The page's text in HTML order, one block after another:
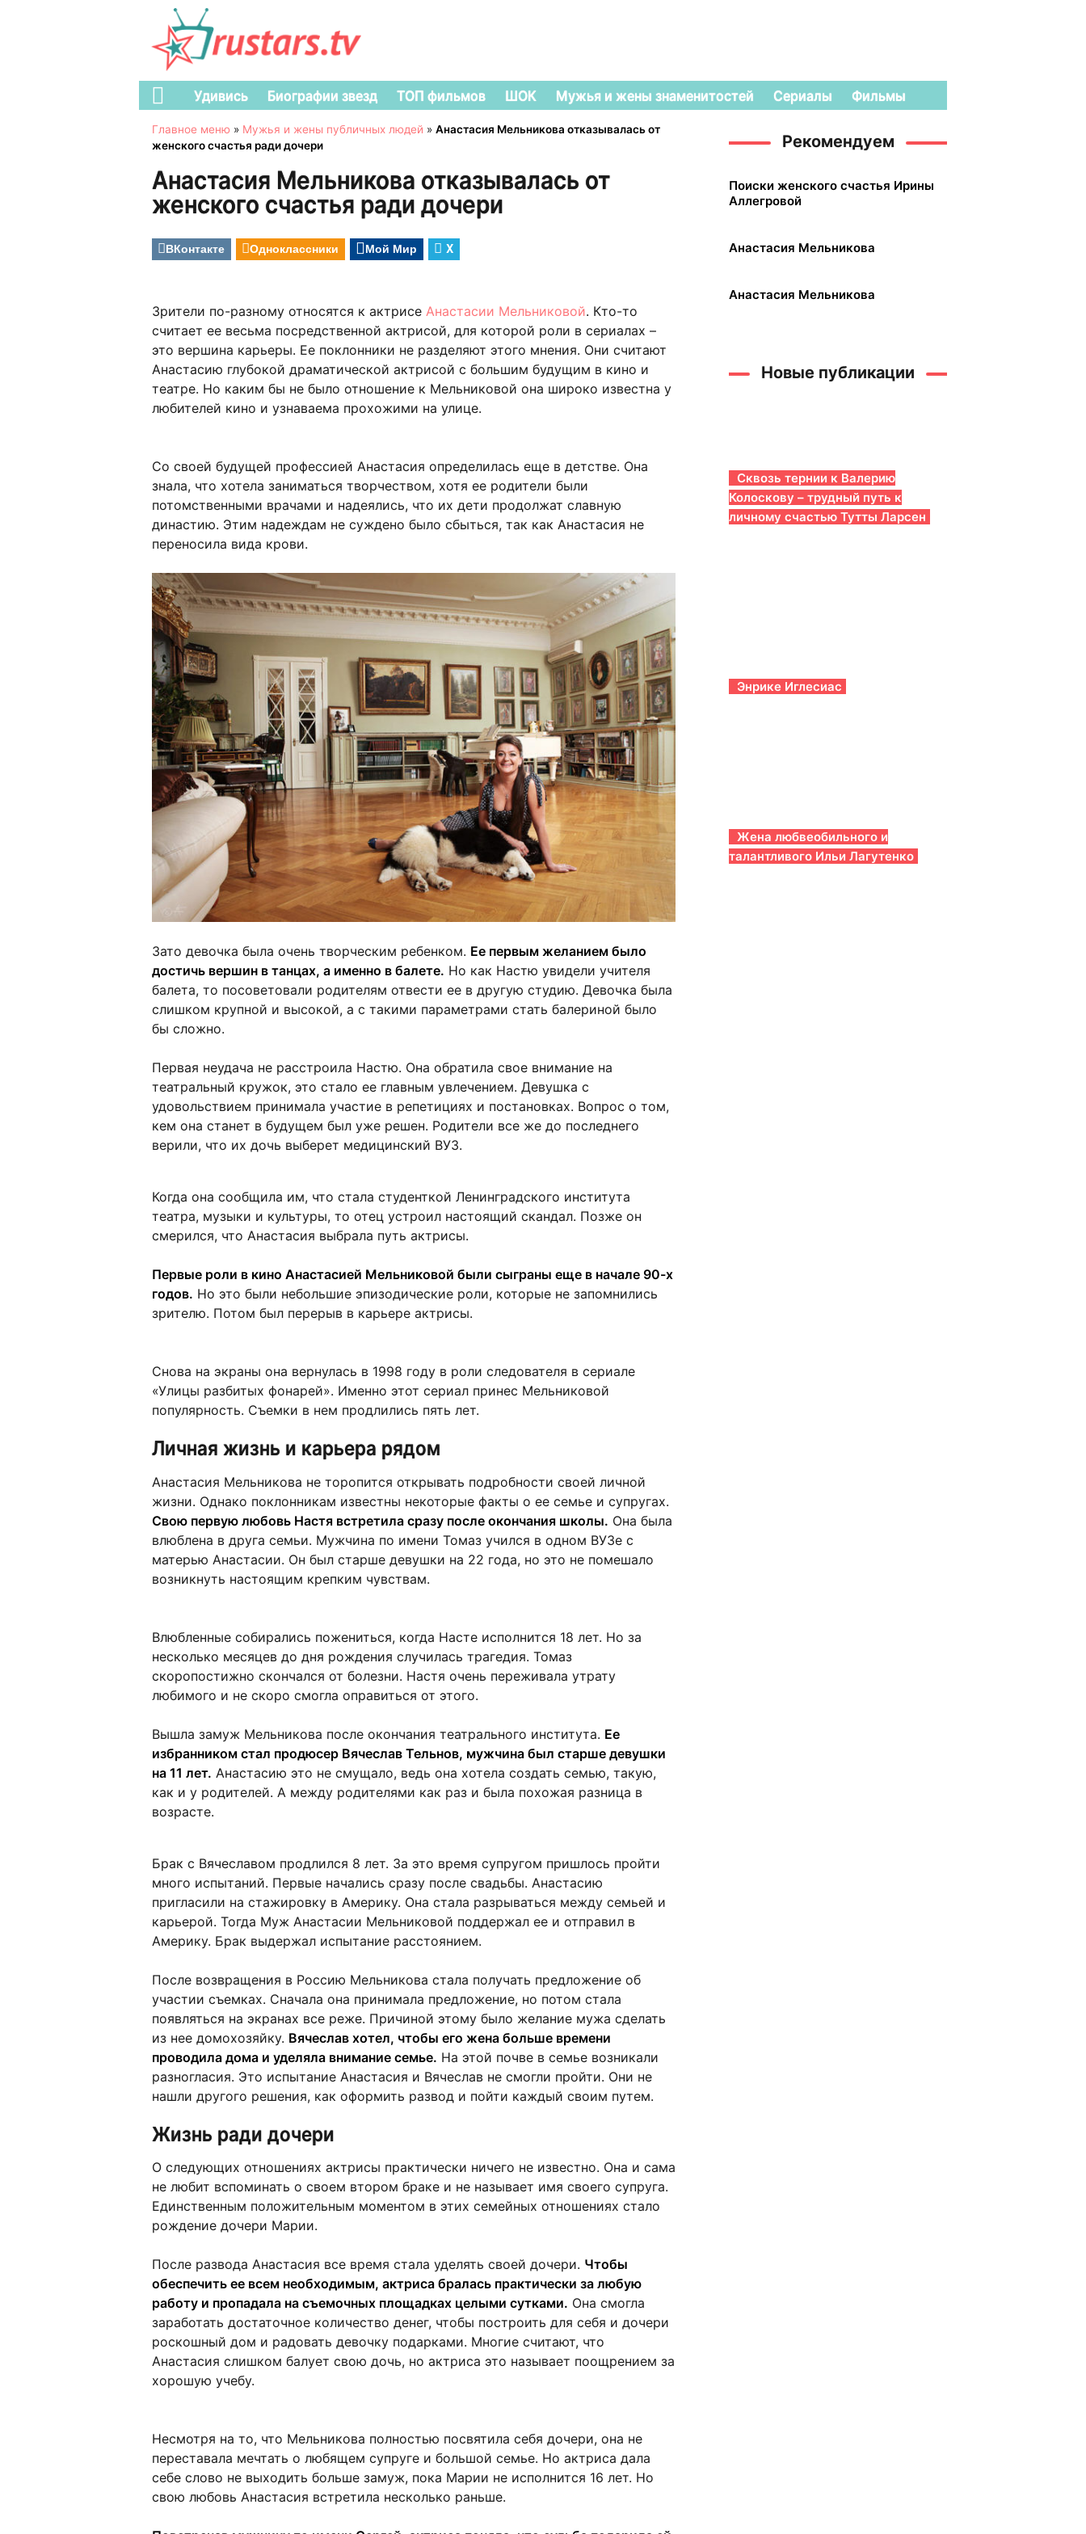
Удивись Биографии звезд ТОП фильмов ШОК Мужья и жены знаменитостей Сериалы Фильмы
Главное меню » Мужья и жены публичных людей » Анастасия Мельникова отказывалась от
женского счастья ради дочери
Анастасия Мельникова отказывалась от
женского счастья ради дочери
ВКонтакте Одноклассники Мой Мир X
Зрители по-разному относятся к актрисе Анастасии Мельниковой. Кто-то
считает ее весьма посредственной актрисой, для которой роли в сериалах –
это вершина карьеры. Ее поклонники не разделяют этого мнения. Они считают
Анастасию глубокой драматической актрисой с большим будущим в кино и
театре. Но каким бы не было отношение к Мельниковой она широко известна у
любителей кино и узнаваема прохожими на улице.
Со своей будущей профессией Анастасия определилась еще в детстве. Она
знала, что хотела заниматься творчеством, хотя ее родители были
потомственными врачами и надеялись, что их дети продолжат славную
династию. Этим надеждам не суждено было сбыться, так как Анастасия не
переносила вида крови.
Зато девочка была очень творческим ребенком. Ее первым желанием было
достичь вершин в танцах, а именно в балете. Но как Настю увидели учителя
балета, то посоветовали родителям отвести ее в другую студию. Девочка была
слишком крупной и высокой, а с такими параметрами стать балериной было
бы сложно.
Первая неудача не расстроила Настю. Она обратила свое внимание на
театральный кружок, это стало ее главным увлечением. Девушка с
удовольствием принимала участие в репетициях и постановках. Вопрос о том,
кем она станет в будущем был уже решен. Родители все же до последнего
верили, что их дочь выберет медицинский ВУЗ.
Когда она сообщила им, что стала студенткой Ленинградского института
театра, музыки и культуры, то отец устроил настоящий скандал. Позже он
смерился, что Анастасия выбрала путь актрисы.
Первые роли в кино Анастасией Мельниковой были сыграны еще в начале 90-х
годов. Но это были небольшие эпизодические роли, которые не запомнились
зрителю. Потом был перерыв в карьере актрисы.
Снова на экраны она вернулась в 1998 году в роли следователя в сериале
«Улицы разбитых фонарей». Именно этот сериал принес Мельниковой
популярность. Съемки в нем продлились пять лет.
Личная жизнь и карьера рядом
Анастасия Мельникова не торопится открывать подробности своей личной
жизни. Однако поклонникам известны некоторые факты о ее семье и супругах.
Свою первую любовь Настя встретила сразу после окончания школы. Она была
влюблена в друга семьи. Мужчина по имени Томаз учился в одном ВУЗе с
матерью Анастасии. Он был старше девушки на 22 года, но это не помешало
возникнуть настоящим крепким чувствам.
Влюбленные собирались пожениться, когда Насте исполнится 18 лет. Но за
несколько месяцев до дня рождения случилась трагедия. Томаз
скоропостижно скончался от болезни. Настя очень переживала утрату
любимого и не скоро смогла оправиться от этого.
Вышла замуж Мельникова после окончания театрального института. Ее
избранником стал продюсер Вячеслав Тельнов, мужчина был старше девушки
на 11 лет. Анастасию это не смущало, ведь она хотела создать семью, такую,
как и у родителей. А между родителями как раз и была похожая разница в
возрасте.
Брак с Вячеславом продлился 8 лет. За это время супругом пришлось пройти
много испытаний. Первые начались сразу после свадьбы. Анастасию
пригласили на стажировку в Америку. Она стала разрываться между семьей и
карьерой. Тогда Муж Анастасии Мельниковой поддержал ее и отправил в
Америку. Брак выдержал испытание расстоянием.
После возвращения в Россию Мельникова стала получать предложение об
участии съемках. Сначала она принимала предложение, но потом стала
появляться на экранах все реже. Причиной этому было желание мужа сделать
из нее домохозяйку. Вячеслав хотел, чтобы его жена больше времени
проводила дома и уделяла внимание семье. На этой почве в семье возникали
разногласия. Это испытание Анастасия и Вячеслав не смогли пройти. Они не
нашли другого решения, как оформить развод и пойти каждый своим путем.
Жизнь ради дочери
О следующих отношениях актрисы практически ничего не известно. Она и сама
не любит вспоминать о своем втором браке и не называет имя своего супруга.
Единственным положительным моментом в этих семейных отношениях стало
рождение дочери Марии.
После развода Анастасия все время стала уделять своей дочери. Чтобы
обеспечить ее всем необходимым, актриса бралась практически за любую
работу и пропадала на съемочных площадках целыми сутками. Она смогла
заработать достаточное количество денег, чтобы построить для себя и дочери
роскошный дом и радовать девочку подарками. Многие считают, что
Анастасия слишком балует свою дочь, но актриса это называет поощрением за
хорошую учебу.
Несмотря на то, что Мельникова полностью посвятила себя дочери, она не
переставала мечтать о любящем супруге и большой семье. Но актриса дала
себе слово не выходить больше замуж, пока Марии не исполнится 16 лет. Но
свою любовь Анастасия встретила несколько раньше.
Рекомендуем
Поиски женского счастья Ирины
Аллегровой
Анастасия Мельникова
Анастасия Мельникова
Новые публикации
Сквозь тернии к Валерию
Колоскову – трудный путь к
личному счастью Тутты Ларсен
Энрике Иглесиас
Жена любвеобильного и
талантливого Ильи Лагутенко